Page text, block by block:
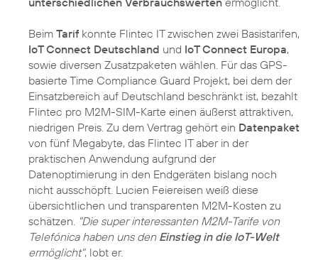
Beim Tarif konnte Flintec IT zwischen zwei Basistarifen,
IoT Connect Deutschland und IoT Connect Europa,
sowie diversen Zusatzpaketen wählen. Für das GPS-
basierte Time Compliance Guard Projekt, bei dem der
Einsatzbereich auf Deutschland beschränkt ist, bezahlt
Flintec pro M2M-SIM-Karte einen äußerst attraktiven,
niedrigen Preis. Zu dem Vertrag gehört ein Datenpaket
von fünf Megabyte, das Flintec IT aber in der
praktischen Anwendung aufgrund der
Datenoptimierung in den Endgeräten bislang noch
nicht ausschöpft. Lucien Feiereisen weiß diese
übersichtlichen und transparenten M2M-Kosten zu
schätzen. "Die super interessanten M2M-Tarife von
Telefónica haben uns den Einstieg in die IoT-Welt
ermöglicht", lobt er.